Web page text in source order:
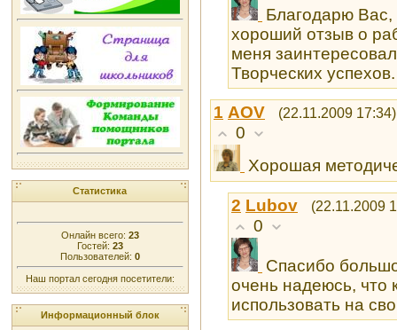
Статистика
Онлайн всего: 23
Гостей: 23
Пользователей: 0
Наш портал сегодня посетители:
Информационный блок
Благодарю Вас,
хороший отзыв о
меня
Творческих
1 AOV (22.11.2009 17:34)
0
Хорошая
2 Lubоv (22.11.2009
0
Спасибо
очень надеюсь, что
использовать на